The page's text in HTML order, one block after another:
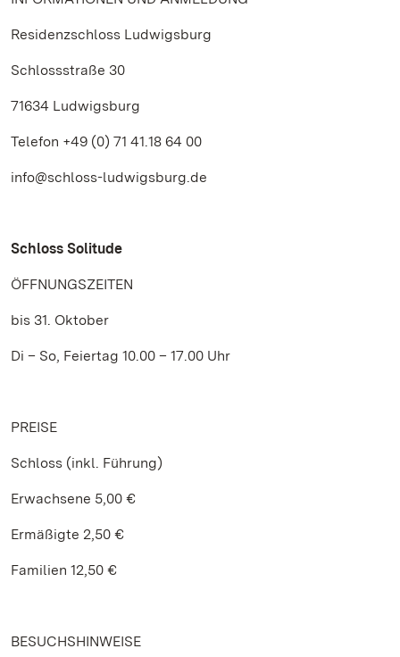
Residenzschloss Ludwigsburg
Schlossstraße 30
71634 Ludwigsburg
Telefon +49 (0) 71 41.18 64 00
info@schloss-ludwigsburg.de
Schloss Solitude
ÖFFNUNGSZEITEN
bis 31. Oktober
Di – So, Feiertag 10.00 – 17.00 Uhr
PREISE
Schloss (inkl. Führung)
Erwachsene 5,00 €
Ermäßigte 2,50 €
Familien 12,50 €
BESUCHSHINWEISE